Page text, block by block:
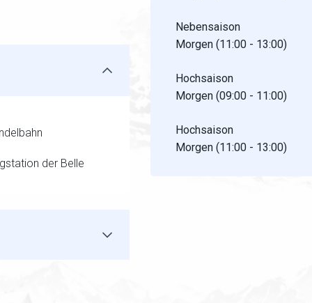
Nebensaison
Morgen (11:00 - 13:00)
Hochsaison
Morgen (09:00 - 11:00)
Hochsaison
Morgen (11:00 - 13:00)
der Belle